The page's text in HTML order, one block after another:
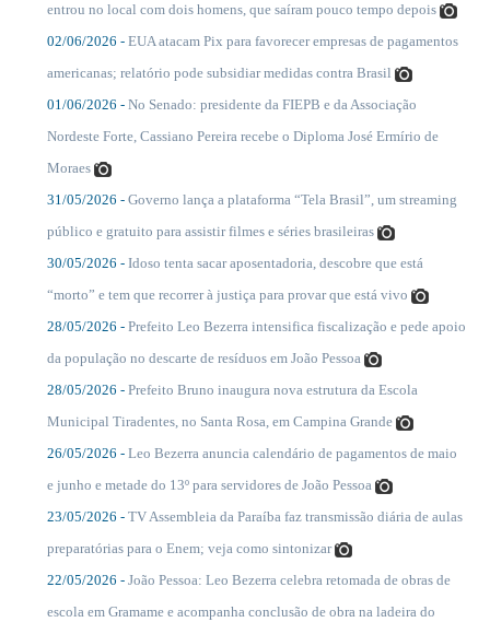
entrou no local com dois homens, que saíram pouco tempo depois
02/06/2026 - EUA atacam Pix para favorecer empresas de pagamentos
americanas; relatório pode subsidiar medidas contra Brasil
01/06/2026 - No Senado: presidente da FIEPB e da Associação
Nordeste Forte, Cassiano Pereira recebe o Diploma José Ermírio de
Moraes
31/05/2026 - Governo lança a plataforma “Tela Brasil”, um streaming
público e gratuito para assistir filmes e séries brasileiras
30/05/2026 - Idoso tenta sacar aposentadoria, descobre que está
“morto” e tem que recorrer à justiça para provar que está vivo
28/05/2026 - Prefeito Leo Bezerra intensifica fiscalização e pede apoio
da população no descarte de resíduos em João Pessoa
28/05/2026 - Prefeito Bruno inaugura nova estrutura da Escola
Municipal Tiradentes, no Santa Rosa, em Campina Grande
26/05/2026 - Leo Bezerra anuncia calendário de pagamentos de maio
e junho e metade do 13º para servidores de João Pessoa
23/05/2026 - TV Assembleia da Paraíba faz transmissão diária de aulas
preparatórias para o Enem; veja como sintonizar
22/05/2026 - João Pessoa: Leo Bezerra celebra retomada de obras de
escola em Gramame e acompanha conclusão de obra na ladeira do